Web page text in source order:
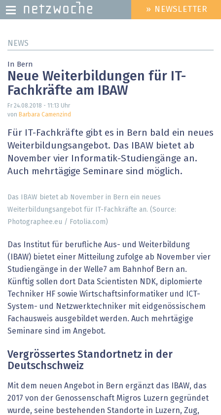
zum
HEADER
MENU
» NEWSLETTER
NEWS
In Bern
Neue Weiterbildungen für IT-
Fachkräfte am IBAW
Fr 24.08.2018 - 11:13 Uhr
von Barbara Camenzind
Für IT-Fachkräfte gibt es in Bern bald ein neues
Weiterbildungsangebot. Das IBAW bietet ab
November vier Informatik-Studiengänge an.
Auch mehrtägige Seminare sind möglich.
Das IBAW bietet ab November in Bern ein neues
Weiterbildungsangebot für IT-Fachkräfte an. (Source:
Photographee.eu / Fotolia.com)
Das Institut für berufliche Aus- und Weiterbildung
(IBAW) bietet einer Mitteilung zufolge ab November vier
Studiengänge in der Welle7 am Bahnhof Bern an.
Künftig sollen dort Data Scientisten NDK, diplomierte
Techniker HF sowie Wirtschaftsinformatiker und ICT-
System- und Netzwerktechniker mit eidgenössischem
Fachausweis ausgebildet werden. Auch mehrtägige
Seminare sind im Angebot.
Vergrössertes Standortnetz in der
Deutschschweiz
Mit dem neuen Angebot in Bern ergänzt das IBAW, das
2017 von der Genossenschaft Migros Luzern gegründet
wurde, seine bestehenden Standorte in Luzern, Zug,